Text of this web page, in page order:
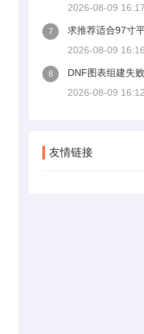
2026-08-09
7
求推荐适合97寸
2026-08-09
8
DNF图表组建失
2026-08-09
友情链接